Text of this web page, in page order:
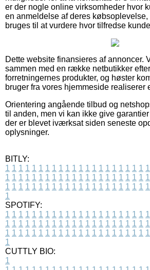
er der nogle online virksomheder hvor
en anmeldelse af deres
bruges til at vurdere hvor tilfredse
Dette website finansieres af annoncer.
sammen med en række netbutikker
forretningernes produkter, og høster
bruger fra vores hjemmeside realiserer
Orientering angående tilbud og
til anden, men vi kan ikke give
der er blevet iværksat siden seneste
oplysninger.
BITLY:
1 1 1 1 1 1 1 1 1 1 1 1 1 1 1 1 1 1 1 1 1 1
1 1 1 1 1 1 1 1 1 1 1 1 1 1 1 1 1 1 1 1 1 1
1 1 1 1 1 1 1 1 1 1 1 1 1 1 1 1 1 1 1 1 1 1
1
SPOTIFY:
1 1 1 1 1 1 1 1 1 1 1 1 1 1 1 1 1 1 1 1 1 1
1 1 1 1 1 1 1 1 1 1 1 1 1 1 1 1 1 1 1 1 1 1
1 1 1 1 1 1 1 1 1 1 1 1 1 1 1 1 1 1 1 1 1 1
1
CUTTLY BIO:
1